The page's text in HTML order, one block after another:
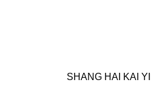
SHANG HAI KAI